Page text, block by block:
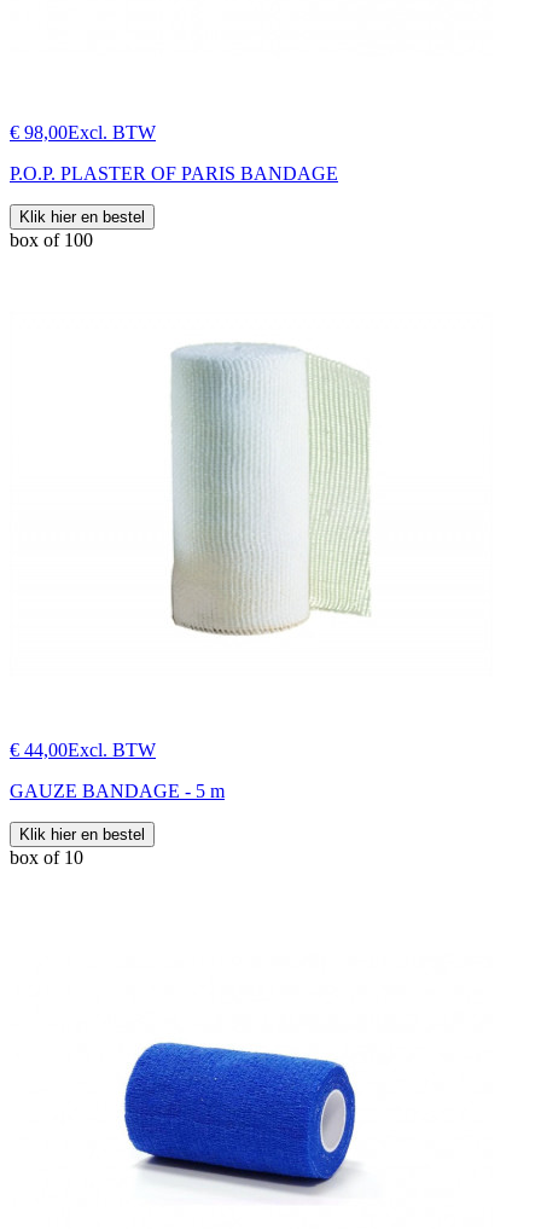
€ 98,00Excl. BTW
P.O.P. PLASTER OF PARIS BANDAGE
Klik hier en bestel
box of 100
€ 44,00Excl. BTW
GAUZE BANDAGE - 5 m
Klik hier en bestel
box of 10